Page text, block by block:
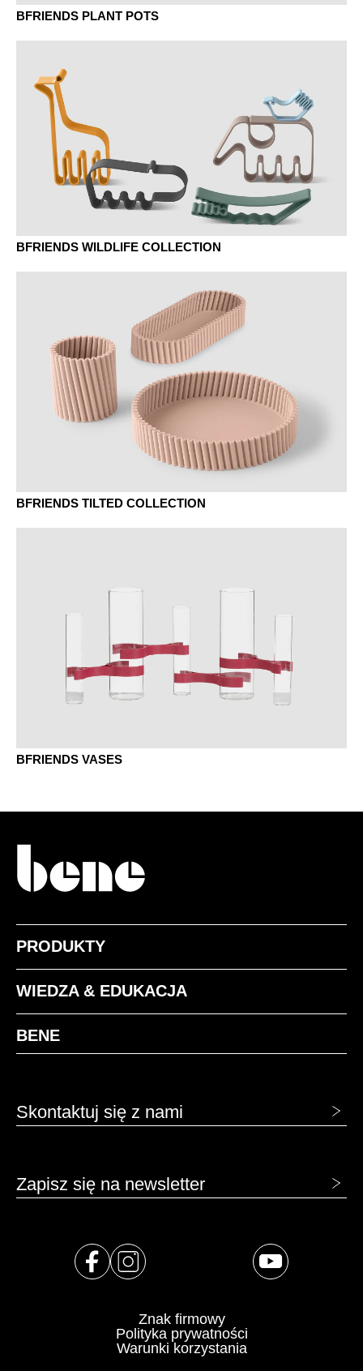
BFRIENDS PLANT POTS
BFRIENDS WILDLIFE COLLECTION
BFRIENDS TILTED COLLECTION
BFRIENDS VASES
PRODUKTY
WIEDZA & EDUKACJA
BENE
Skontaktuj się z nami
Zapisz się na newsletter
Znak firmowy
Polityka prywatności
Warunki korzystania